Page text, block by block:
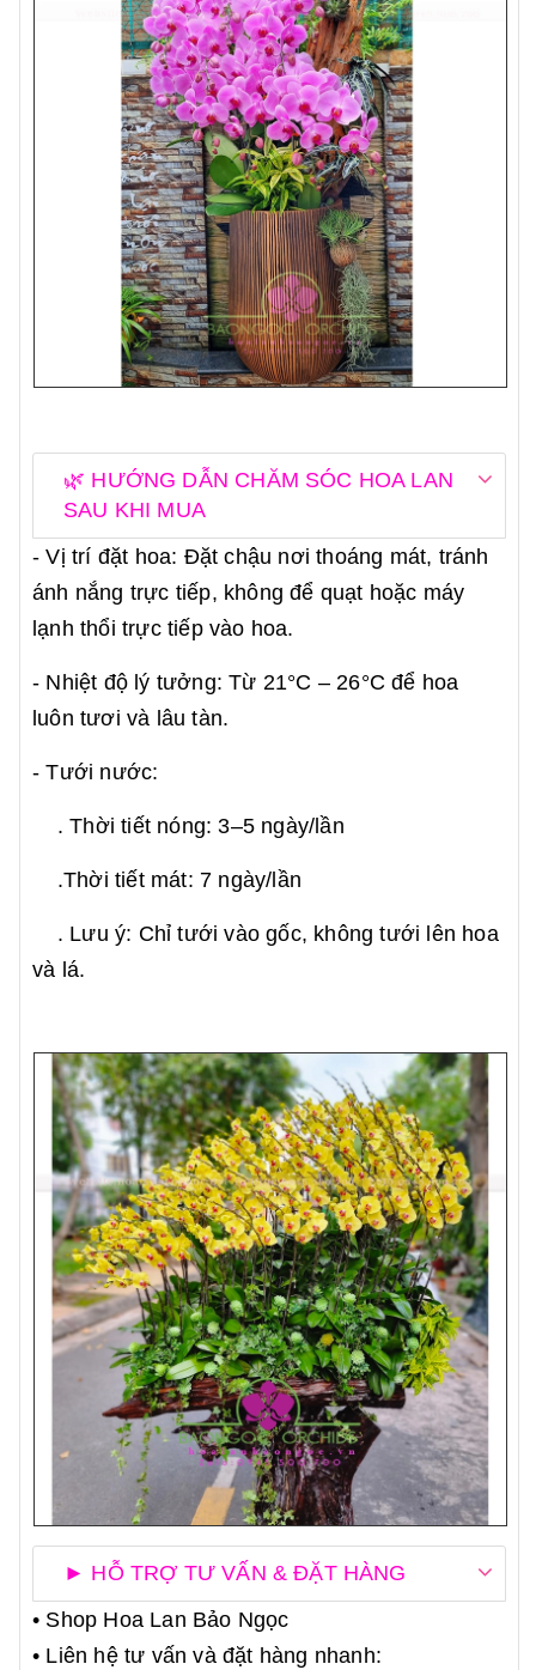
🌿 HƯỚNG DẪN CHĂM SÓC HOA LAN
SAU KHI MUA
- Vị trí đặt hoa: Đặt chậu nơi thoáng mát, tránh
ánh nắng trực tiếp, không để quạt hoặc máy
lạnh thổi trực tiếp vào hoa.
- Nhiệt độ lý tưởng: Từ 21°C – 26°C để hoa
luôn tươi và lâu tàn.
- Tưới nước:
. Thời tiết nóng: 3–5 ngày/lần
.Thời tiết mát: 7 ngày/lần
. Lưu ý: Chỉ tưới vào gốc, không tưới lên hoa
và lá.
► HỖ TRỢ TƯ VẤN & ĐẶT HÀNG
• Shop Hoa Lan Bảo Ngọc
• Liên hệ tư vấn và đặt hàng nhanh: